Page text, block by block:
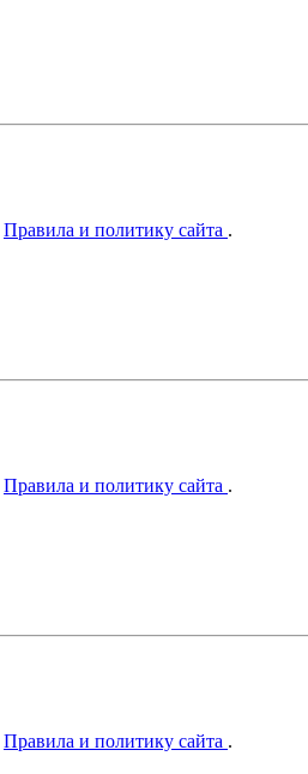
Правила и политику сайта .
Правила и политику сайта .
Правила и политику сайта .